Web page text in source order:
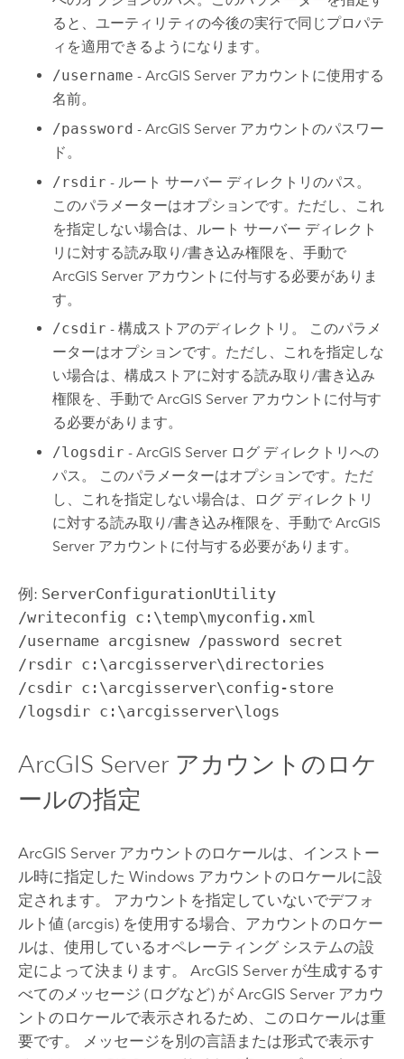
ると、ユーティリティの今後の実行で同じプロパテ
ィを適用できるようになります。
/username -ArcGIS Server アカウントに使用する
名前。
/password -ArcGIS Server アカウントのパスワー
ド。
/rsdir - ルート サーバー ディレクトリのパス。
このパラメーターはオプションです。ただし、これ
を指定しない場合は、ルート サーバー ディレクト
リに対する読み取り/書き込み権限を、手動で
ArcGIS Server アカウントに付与する必要がありま
す。
/csdir - 構成ストアのディレクトリ。 このパラメ
ーターはオプションです。ただし、これを指定しな
い場合は、構成ストアに対する読み取り/書き込み
権限を、手動でArcGIS Server アカウントに付与す
る必要があります。
/logsdir -ArcGIS Server ログ ディレクトリへの
パス。 このパラメーターはオプションです。ただ
し、これを指定しない場合は、ログ ディレクトリ
に対する読み取り/書き込み権限を、手動でArcGIS
Server アカウントに付与する必要があります。
例: ServerConfigurationUtility
/writeconfig c:\temp\myconfig.xml
/username arcgisnew /password secret
/rsdir c:\arcgisserver\directories
/csdir c:\arcgisserver\config-store
/logsdir c:\arcgisserver\logs
ArcGIS Serverアカウントのロケ
ールの指定
ArcGIS Serverアカウントのロケールは、インストー
ル時に指定した Windows アカウントのロケールに設
定されます。 アカウントを指定していないでデフォ
ルト値 (arcgis) を使用する場合、アカウントのロケー
ルは、使用しているオペレーティング システムの設
定によって決まります。 ArcGIS Serverが生成するす
べてのメッセージ (ログなど) が ArcGIS Serverアカウ
ントのロケールで表示されるため、このロケールは重
要です。 メッセージを別の言語または形式で表示す